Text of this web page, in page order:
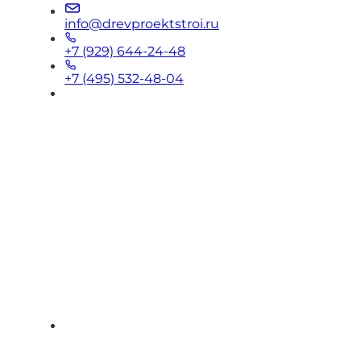
info@drevproektstroi.ru
+7 (929) 644-24-48
+7 (495) 532-48-04